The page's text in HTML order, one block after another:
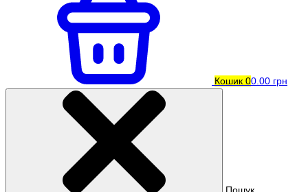
Кошик 00.00 грн